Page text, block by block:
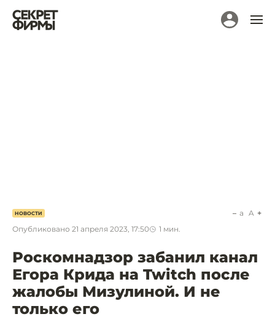
НОВОСТИ
Опубликовано 21 апреля 2023, 17:50 1 мин.
a A
Роскомнадзор забанил канал
Егора Крида на Twitch после
жалобы Мизулиной. И не
только его